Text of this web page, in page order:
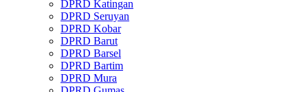
DPRD Katingan
DPRD Seruyan
DPRD Kobar
DPRD Barut
DPRD Barsel
DPRD Bartim
DPRD Mura